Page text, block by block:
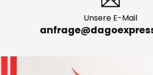
Unsere E-Mail